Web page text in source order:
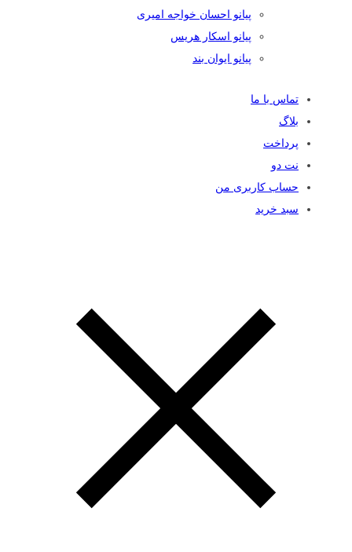
پیانو احسان خواجه امیری
پیانو اسکار هریس
پیانو ایوان بند
تماس با ما
بلاگ
پرداخت
نت دو
حساب کاربری من
سبد خرید